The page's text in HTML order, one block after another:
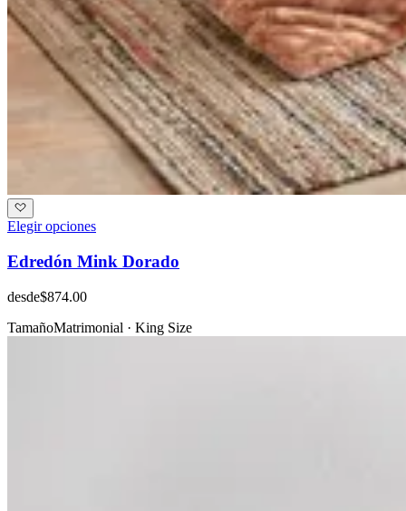
Elegir opciones
Edredón Mink Dorado
desde$874.00
TamañoMatrimonial · King Size